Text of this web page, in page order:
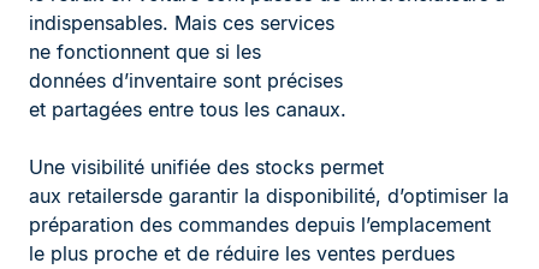
indispensables. Mais ces services
ne fonctionnent que si les
données d’inventaire sont précises
et partagées entre tous les canaux.
Une visibilité unifiée des stocks permet
aux retailersde garantir la disponibilité, d’optimiser la
préparation des commandes depuis l’emplacement
le plus proche et de réduire les ventes perdues